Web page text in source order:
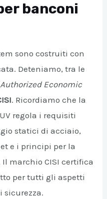
banconi
sono costruiti con
Deteniamo, tra le
Authorized Economic
. Ricordiamo che la
regola i requisiti
statici di acciaio,
e i principi per la
marchio CISI certifica
per tutti gli aspetti
sicurezza.